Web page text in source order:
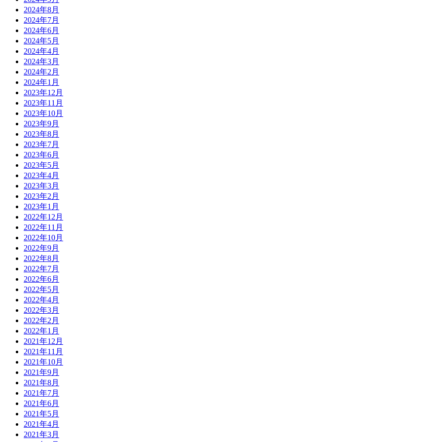
2024年8月
2024年7月
2024年6月
2024年5月
2024年4月
2024年3月
2024年2月
2024年1月
2023年12月
2023年11月
2023年10月
2023年9月
2023年8月
2023年7月
2023年6月
2023年5月
2023年4月
2023年3月
2023年2月
2023年1月
2022年12月
2022年11月
2022年10月
2022年9月
2022年8月
2022年7月
2022年6月
2022年5月
2022年4月
2022年3月
2022年2月
2022年1月
2021年12月
2021年11月
2021年10月
2021年9月
2021年8月
2021年7月
2021年6月
2021年5月
2021年4月
2021年3月